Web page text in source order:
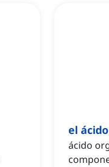
el
ácido